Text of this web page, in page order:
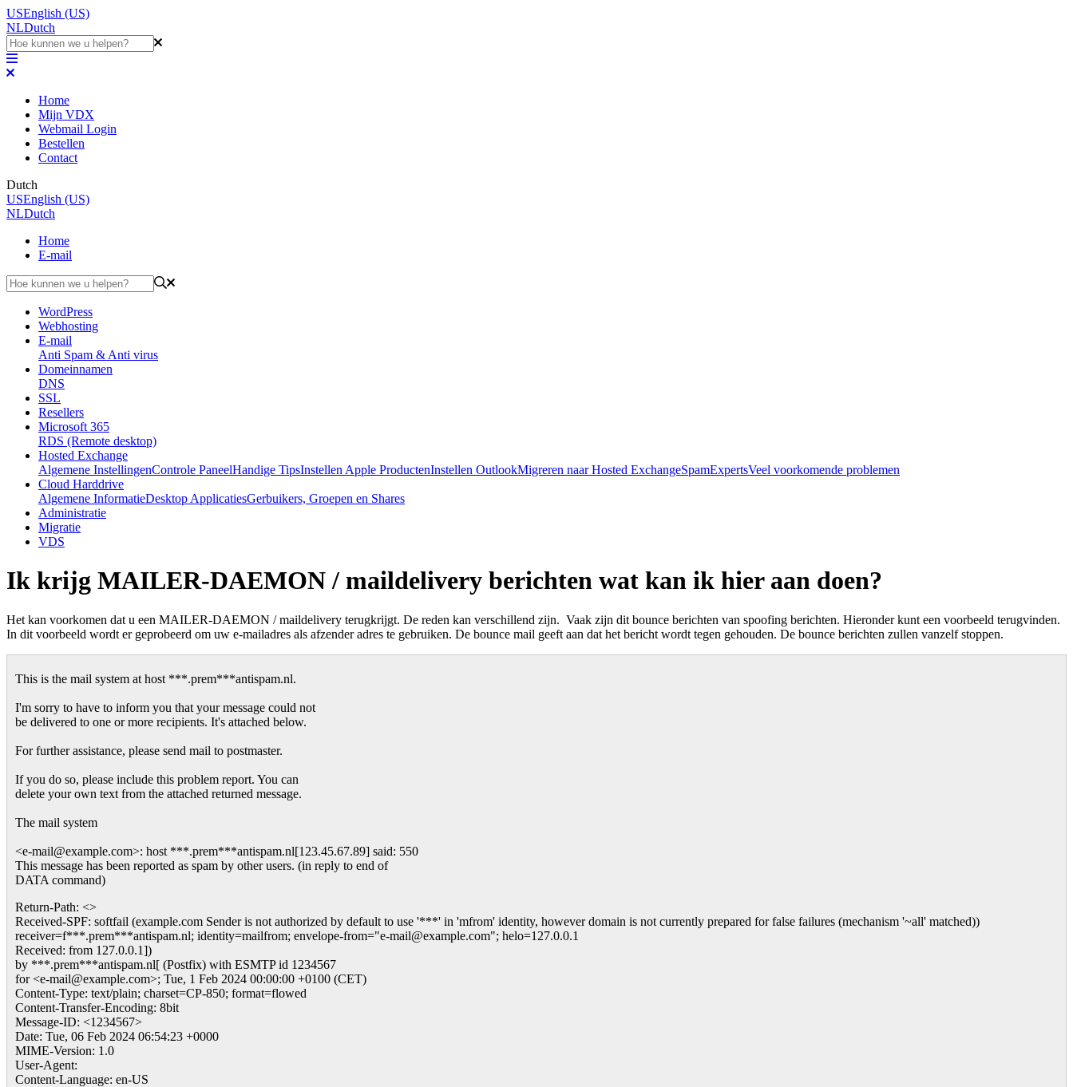
USEnglish (US)
NLDutch
Home
Mijn VDX
Webmail Login
Bestellen
Contact
Dutch
USEnglish (US)
NLDutch
Home
E-mail
WordPress
Webhosting
E-mail
Anti Spam & Anti virus
Domeinnamen
DNS
SSL
Resellers
Microsoft 365
RDS (Remote desktop)
Hosted Exchange
Algemene InstellingenControle PaneelHandige TipsInstellen Apple ProductenInstellen OutlookMigreren naar Hosted ExchangeSpamExpertsVeel voorkomende problemen
Cloud Harddrive
Algemene InformatieDesktop ApplicatiesGerbuikers, Groepen en Shares
Administratie
Migratie
VDS
Ik krijg MAILER-DAEMON / maildelivery berichten wat kan ik hier aan doen?
Het kan voorkomen dat u een MAILER-DAEMON / maildelivery terugkrijgt. De reden kan verschillend zijn. Vaak zijn dit bounce berichten van spoofing berichten. Hieronder kunt een voorbeeld terugvinden.
In dit voorbeeld wordt er geprobeerd om uw e-mailadres als afzender adres te gebruiken. De bounce mail geeft aan dat het bericht wordt tegen gehouden. De bounce berichten zullen vanzelf stoppen.
This is the mail system at host ***.prem***antispam.nl.
I'm sorry to have to inform you that your message could not
be delivered to one or more recipients. It's attached below.
For further assistance, please send mail to postmaster.
If you do so, please include this problem report. You can
delete your own text from the attached returned message.
The mail system
<e-mail@example.com>: host ***.prem***antispam.nl[123.45.67.89] said: 550
This message has been reported as spam by other users. (in reply to end of
DATA command)
Return-Path: <>
Received-SPF: softfail (example.com Sender is not authorized by default to use '***' in 'mfrom' identity, however domain is not currently prepared for false failures (mechanism '~all' matched))
receiver=f***.prem***antispam.nl; identity=mailfrom; envelope-from="e-mail@example.com"; helo=127.0.0.1
Received: from 127.0.0.1])
by ***.prem***antispam.nl[ (Postfix) with ESMTP id 1234567
for <e-mail@example.com>; Tue, 1 Feb 2024 00:00:00 +0100 (CET)
Content-Type: text/plain; charset=CP-850; format=flowed
Content-Transfer-Encoding: 8bit
Message-ID: <1234567>
Date: Tue, 06 Feb 2024 06:54:23 +0000
MIME-Version: 1.0
User-Agent:
Content-Language: en-US